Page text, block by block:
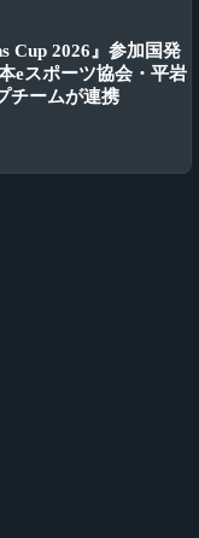
Cup 2026』参加国発
eスポーツ協会・平岩
チームが連携